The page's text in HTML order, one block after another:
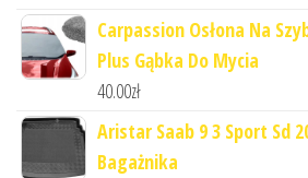
Carpassion Osłona Na
Plus Gąbka Do Mycia
40.00zł
Aristar Saab 9 3 Sport Sd
Bagażnika